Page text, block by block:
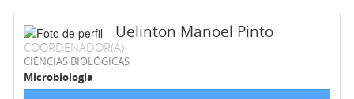
Uelinton Manoel Pinto
COORDENADOR(A)
CIÊNCIAS BIOLÓGICAS
Microbiologia